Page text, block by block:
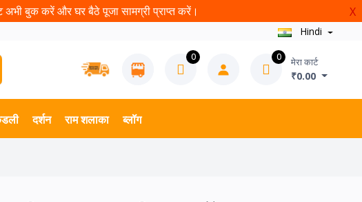
अभी बुक करें और घर बैठे पूजा सामग्री प्राप्त करें। X
Hindi
0 0 मेरा कार्ट
₹0.00
दर्शन राम शलाका ब्लॉग